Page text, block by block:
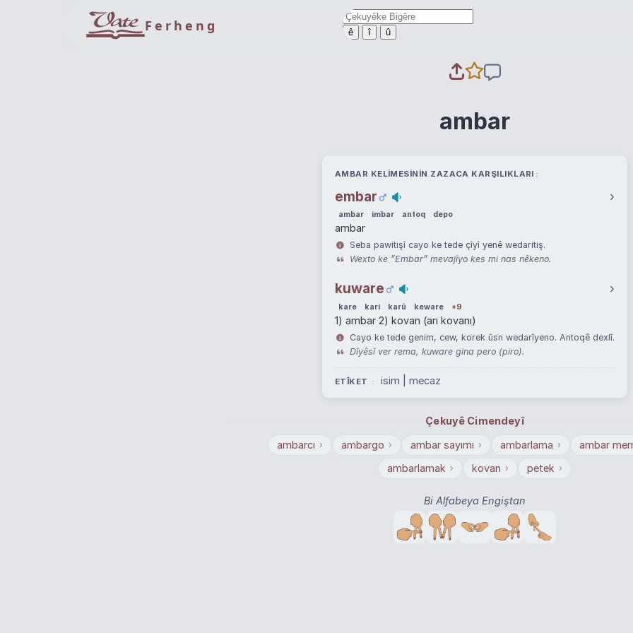
Ferheng ê î û
ambar
AMBAR KELIMESININ ZAZACA KARŞILIKLARI
embar ›
ambar imbar antoq depo
ambar
Seba pawitişî cayo ke tede çîyî yenê wedaritiş.
Wexto ke ”Embar” mevajîyo kes mi nas nêkeno.
kuware ›
kare kari karû keware +9
1) ambar 2) kovan (arı kovanı)
Cayo ke tede genim, cew, korek ûsn wedarîyeno. Antoqê dexlî.
Dîyêsî ver rema, kuware gina pero (piro).
ETÎKET isim | mecaz
Çekuyê Cimendeyî
ambarcı › ambargo › ambar sayımı › ambarlama › ambar
ambarlamak › kovan › petek ›
Bi Alfabeya Engiştan